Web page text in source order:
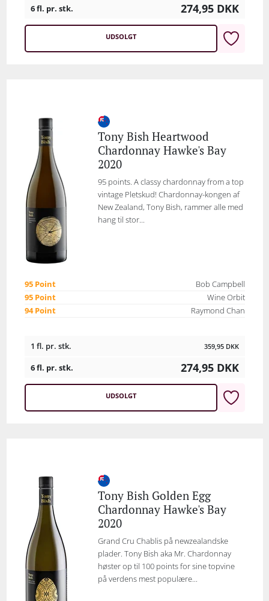
6 fl. pr. stk. 274,95 DKK
UDSOLGT
Tony Bish Heartwood
Chardonnay Hawke's Bay
2020
95 points. A classy chardonnay from a top
vintage Pletskud! Chardonnay-kongen af
New Zealand, Tony Bish, rammer alle med
hang til stor...
95 Point
Bob Campbell
95 Point
Wine Orbit
94 Point
Raymond Chan
1 fl. pr. stk. 359,95 DKK
6 fl. pr. stk. 274,95 DKK
UDSOLGT
Tony Bish Golden Egg
Chardonnay Hawke's Bay
2020
Grand Cru Chablis på newzealandske
plader. Tony Bish aka Mr. Chardonnay
høster op til 100 points for sine topvine
på verdens mest populære...